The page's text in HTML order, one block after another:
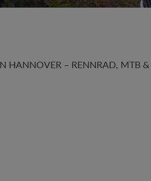
HANNOVER – RENNRAD, MTB &